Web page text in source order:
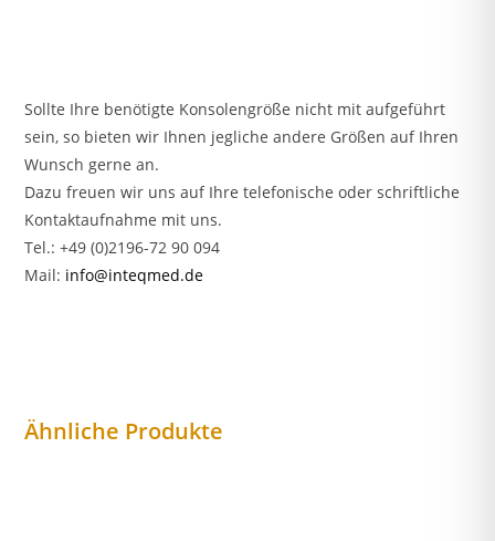
Sollte Ihre benötigte Konsolengröße nicht mit aufgeführt
sein, so bieten wir Ihnen jegliche andere Größen auf Ihren
Wunsch gerne an.
Dazu freuen wir uns auf Ihre telefonische oder schriftliche
Kontaktaufnahme mit uns.
Tel.: +49 (0)2196-72 90 094
Mail: info@inteqmed.de
Ähnliche Produkte